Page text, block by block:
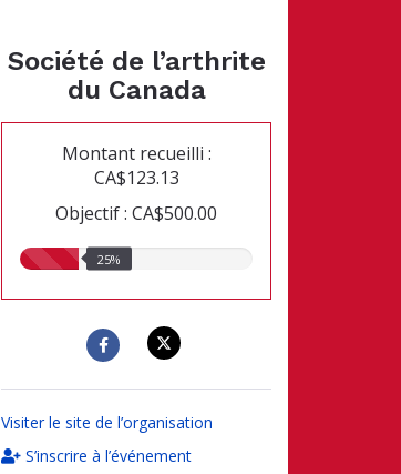
Société de l’arthrite
du Canada
Montant recueilli :
CA$123.13
Objectif : CA$500.00
25.00%
25%
Visiter le site de l’organisation
S’inscrire à l’événement